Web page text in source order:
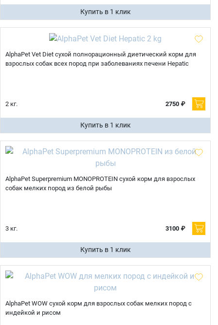
Купить в 1 клик
AlphaPet Vet Diet cухой полнорационный диетический корм для
взрослых собак всех пород при заболеваниях печени Hepatic
2 кг. 2750 ₽
Купить в 1 клик
AlphaPet Superpremium MONOPROTEIN сухой корм для взрослых
собак мелких пород из белой рыбы
3 кг. 3100 ₽
Купить в 1 клик
AlphaPet WOW сухой корм для взрослых собак мелких пород с
индейкой и рисом